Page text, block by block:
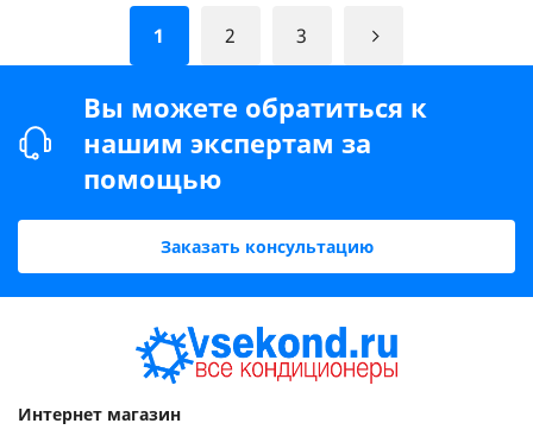
1 2 3
Вы можете обратиться к
нашим экспертам за
помощью
Заказать консультацию
Интернет магазин